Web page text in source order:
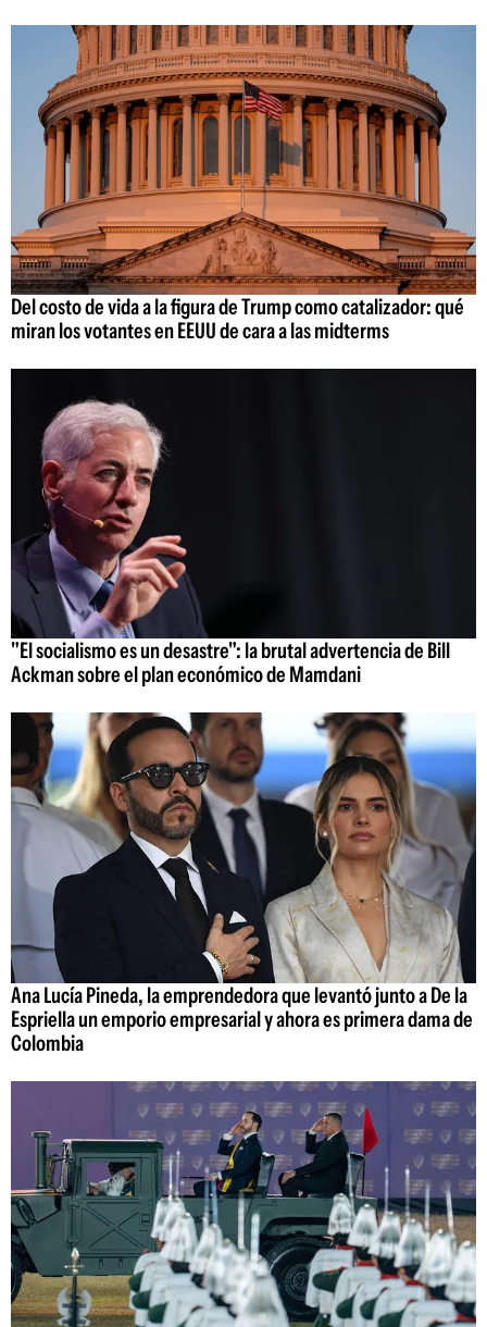
Del costo de vida a la figura de Trump como catalizador: qué
miran los votantes en EEUU de cara a las midterms
"El socialismo es un desastre": la brutal advertencia de Bill
Ackman sobre el plan económico de Mamdani
Ana Lucía Pineda, la emprendedora que levantó junto a De la
Espriella un emporio empresarial y ahora es primera dama de
Colombia